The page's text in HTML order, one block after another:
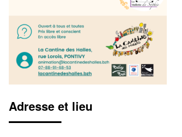
Adresse et lieu